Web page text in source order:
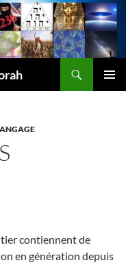
contiennent de
en génération depuis